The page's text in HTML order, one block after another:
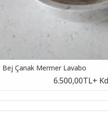
Bej Çanak Mermer Lavabo
6.500,00TL+